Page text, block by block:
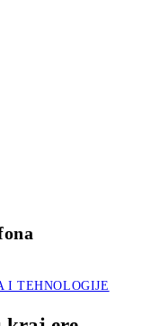
I TEHNOLOGIJE